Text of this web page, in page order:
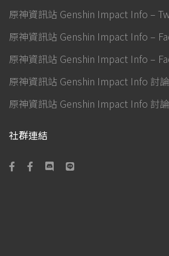
原神資訊站 Genshin Impact Info –
原神資訊站 Genshin Impact Info –
原神資訊站 Genshin Impact Info –
原神資訊站 Genshin Impact Info 討
原神資訊站 Genshin Impact Info 討
社群連結